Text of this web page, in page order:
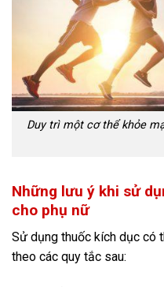
Duy trì một cơ thể khỏe
Những lưu ý khi sử
cho phụ nữ
Sử dụng thuốc kích dục có
theo các quy tắc sau: